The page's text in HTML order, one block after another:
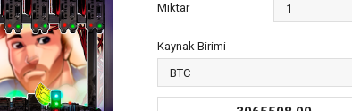
Miktar
Kaynak Birimi